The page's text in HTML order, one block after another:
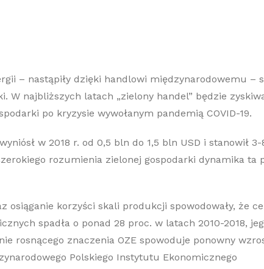
– nastąpiły dzięki handlowi międzynarodowemu –
najbliższych latach „zielony handel” będzie
po kryzysie wywołanym pandemią COVID-19.
w 2018 r. od 0,5 bln do 1,5 bln USD i stanowił
rozumienia zielonej gospodarki dynamika ta
korzyści skali produkcji spowodowały, że
spadła o ponad 28 proc. w latach 2010-2018,
rosnącego znaczenia OZE spowoduje ponowny
Polskiego Instytutu Ekonomicznego